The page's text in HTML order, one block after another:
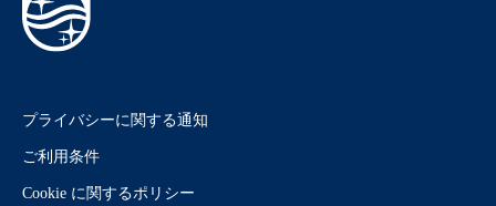
プライバシーに関する通知
ご利用条件
Cookie に関するポリシー